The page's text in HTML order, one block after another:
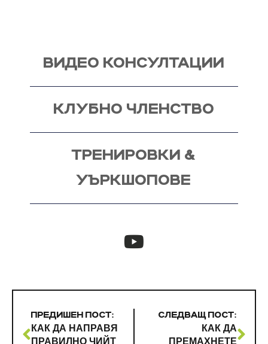
ВИДЕО КОНСУЛТАЦИИ
КЛУБНО ЧЛЕНСТВО
ТРЕНИРОВКИ &
УЪРКШОПОВЕ
ПРЕДИШЕН ПОСТ:
КАК ДА НАПРАВЯ
ПРАВИЛНО ЧИЙТ
СЛЕДВАЩ ПОСТ:
КАК ДА
ПРЕМАХНЕТЕ